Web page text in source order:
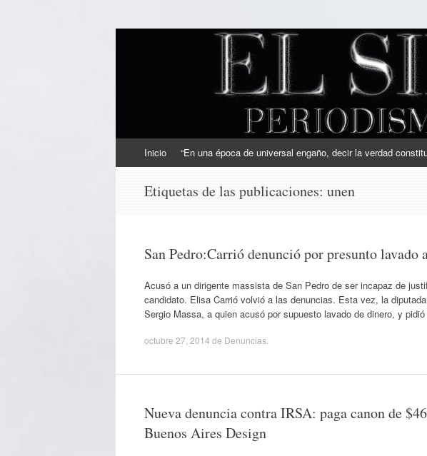
EL SINDICAL
Periodismo Inteligente
al
Inicio “En una época de universal engaño, decir la verdad
Etiquetas de las publicaciones: unen
San Pedro:Carrió denunció por presunto lavado
Acusó a un dirigente massista de San Pedro de ser incapaz de
candidato. Elisa Carrió volvió a las denuncias. Esta vez, la
Sergio Massa, a quien acusó por supuesto lavado de dinero, y
octubre 27, 2014 de Denuncias
Nueva denuncia contra IRSA: paga canon de
Buenos Aires Design